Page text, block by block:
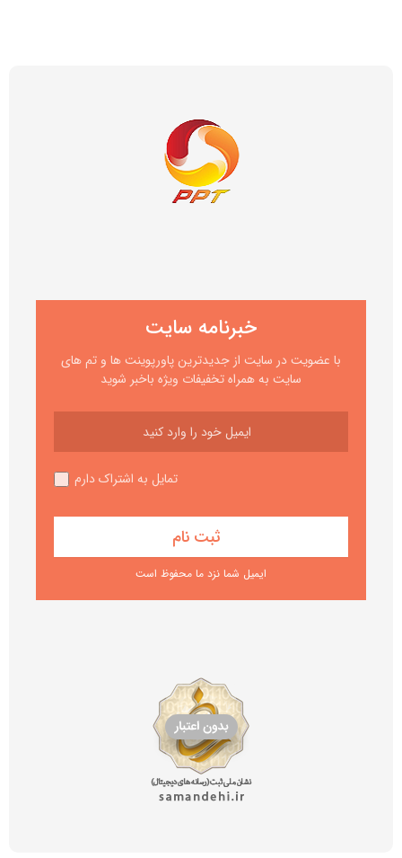
خبرنامه سایت
با عضویت در سایت از جدیدترین پاورپوینت ها و تم های
سایت به همراه تخفیفات ویژه باخبر شوید
تمایل به اشتراک دارم
ایمیل شما نزد ما محفوظ است